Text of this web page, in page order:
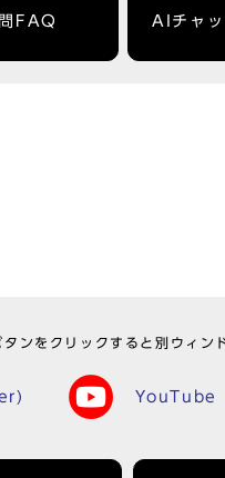
FAQ AIチャッ
タンをクリックすると別ウィン
YouTube